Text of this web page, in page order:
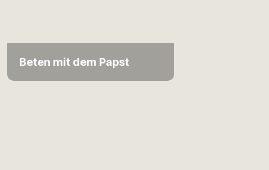
Beten mit dem Papst